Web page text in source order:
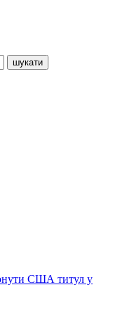
США титул у